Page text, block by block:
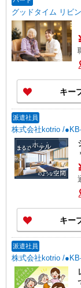
グッドタイム リビ
キー
派遣社員
株式会社kotrio /
キー
派遣社員
株式会社kotrio /